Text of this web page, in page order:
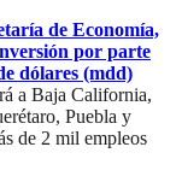
de Economía,
por parte
dólares (mdd)
a Baja California,
Puebla y
de 2 mil empleos